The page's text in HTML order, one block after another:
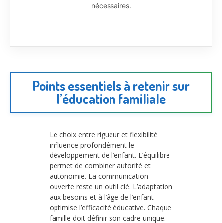
nécessaires.
Points essentiels à retenir sur
l’éducation familiale
Le choix entre rigueur et flexibilité
influence profondément le
développement de l’enfant. L’équilibre
permet de combiner autorité et
autonomie. La communication
ouverte reste un outil clé. L’adaptation
aux besoins et à l’âge de l’enfant
optimise l’efficacité éducative. Chaque
famille doit définir son cadre unique.